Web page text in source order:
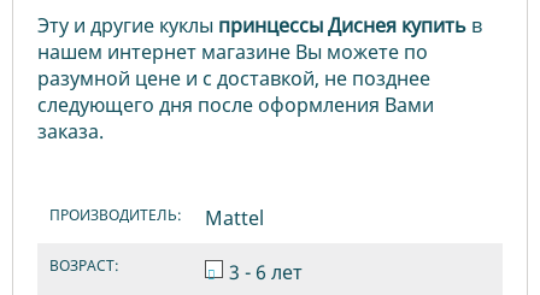
Эту и другие куклы принцессы Диснея купить в
нашем интернет магазине Вы можете по
разумной цене и с доставкой, не позднее
следующего дня после оформления Вами
заказа.
ПРОИЗВОДИТЕЛЬ: Mattel
ВОЗРАСТ:
3 - 6 лет